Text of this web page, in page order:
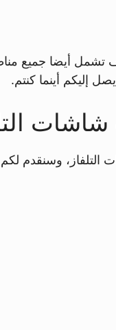
تشمل أيضا جميع
إليكم أينما كنتم.
التلفاز، وسنقدم